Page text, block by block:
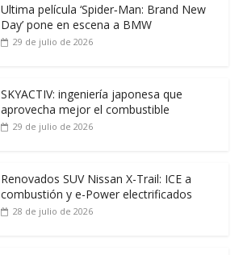
Ultima película ‘Spider‑Man: Brand New
Day’ pone en escena a BMW
29 de julio de 2026
SKYACTIV: ingeniería japonesa que
aprovecha mejor el combustible
29 de julio de 2026
Renovados SUV Nissan X-Trail: ICE a
combustión y e-Power electrificados
28 de julio de 2026